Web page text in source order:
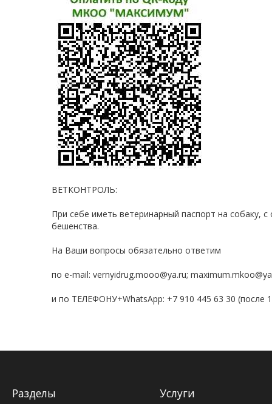
ВЕТКОНТРОЛЬ:
При себе иметь ветеринарный паспорт на собаку,
бешенства.
На Ваши вопросы обязательно ответим
по e-mail: vernyidrug.mooo@ya.ru;
и по ТЕЛЕФОНУ+WhatsApp: +7 910 445 63 30 (после
Разделы Услуги